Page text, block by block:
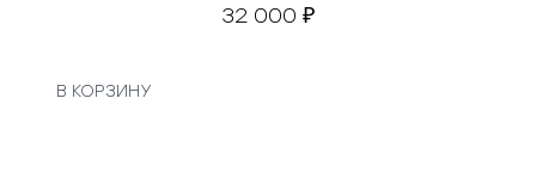
32 000 ₽
В КОРЗИНУ